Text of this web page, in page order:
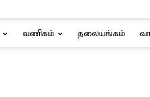
வணிகம் தலையங்கம்